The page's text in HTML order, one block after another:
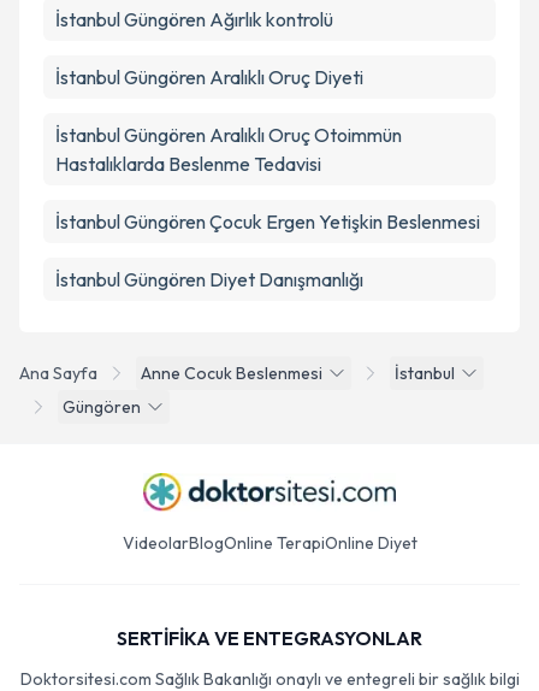
Ana Sayfa Anne Cocuk Beslenmesi
İstanbul
Güngören
İstanbul Güngören Ağırlık kontrolü
İstanbul Güngören Aralıklı Oruç Diyeti
İstanbul Güngören Aralıklı Oruç Otoimmün
Hastalıklarda Beslenme Tedavisi
İstanbul Güngören Çocuk Ergen Yetişkin Beslenmesi
İstanbul Güngören Diyet Danışmanlığı
VideolarBlogOnline TerapiOnline Diyet
SERTİFİKA VE ENTEGRASYONLAR
Doktorsitesi.com Sağlık Bakanlığı onaylı ve entegreli bir sağlık bilgi